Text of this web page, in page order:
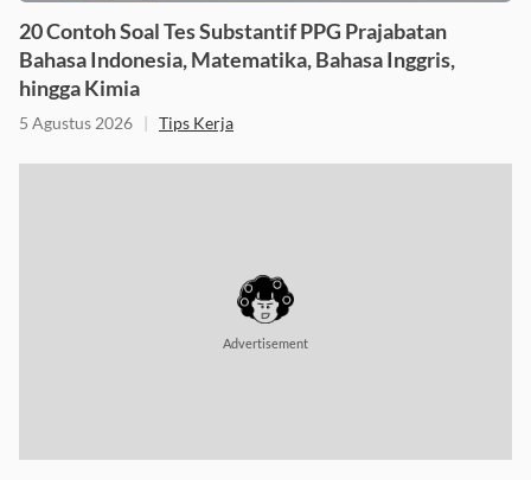
20 Contoh Soal Tes Substantif PPG Prajabatan
Bahasa Indonesia, Matematika, Bahasa Inggris,
hingga Kimia
5 Agustus 2026 | Tips Kerja
Advertisement